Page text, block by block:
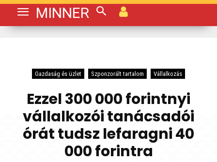
MINNER
Gazdaság és üzlet Szponzorált tartalom Vállalkozás
Ezzel 300 000 forintnyi
vállalkozói tanácsadói
órát tudsz lefaragni 40
000 forintra